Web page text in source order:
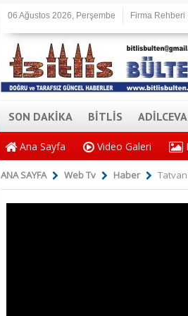
06 Ağustos 2026, Perşembe Firma Rehberi
SON DAKİKA BİTLİS
Ana Sayfa Video Galeri
ANA SAYFA Web Tv Haber